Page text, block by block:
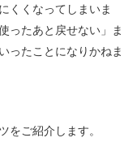
くくなってしまいま
ったあと戻せない」ま
ったことになりかねま
をご紹介します。